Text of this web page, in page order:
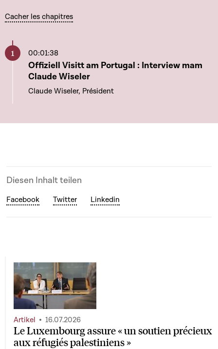
Cacher les chapitres
00:01:38
Aller à ce chapitre
Offiziell Visitt am Portugal : Interview mam
Claude Wiseler
Claude Wiseler, Président
Diesen Inhalt teilen
Facebook Twitter Linkedin
Le Luxembourg assure « un soutien précieux
aux réfugiés palestiniens »
Artikel 16.07.2026